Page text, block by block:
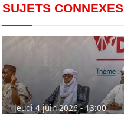
SUJETS CONNEXES
jeudi 4 juin 2026 - 13:00